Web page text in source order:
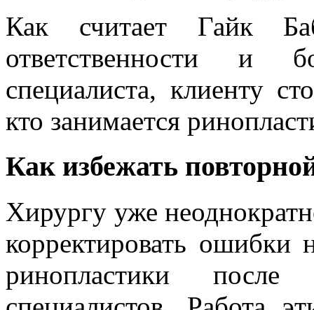
Как считает Гайк
ответственности и
специалиста, клиенту
кто занимается
Как избежать
Хирургу уже
корректировать ошибки
ринопластики после